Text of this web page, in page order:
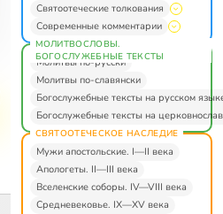
Святоотеческие толкования
Современные комментарии
МОЛИТВОСЛОВЫ.
БОГОСЛУЖЕБНЫЕ ТЕКСТЫ
Молитвы по-русски
Молитвы по-славянски
Богослужебные тексты на русском
Богослужебные тексты на
СВЯТООТЕЧЕСКОЕ НАСЛЕДИЕ
Мужи апостольские. I—II века
Апологеты. II—III века
Вселенские соборы. IV—VIII века
Средневековье. IX—XV века